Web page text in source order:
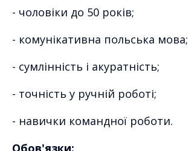
- чоловіки до 50 років;
- комунікативна польська мова;
- сумлінність і акуратність;
- точність у ручній роботі;
- навички командної роботи.
Обов'язки: